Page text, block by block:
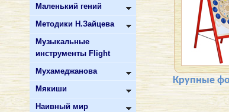
Маленький гений
Методики Н.Зайцева
Музыкальные
инструменты Flight
Мухамеджанова
Мякиши
Наивный мир
Крупные